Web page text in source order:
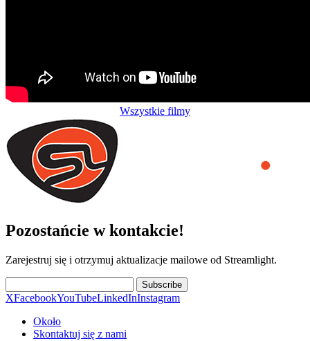
Wszystkie filmy
Pozostańcie w kontakcie!
Zarejestruj się i otrzymuj aktualizacje mailowe od Streamlight.
Subscribe
XFacebookYouTubeLinkedInInstagram
Około
Skontaktuj się z nami